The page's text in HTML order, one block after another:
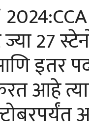
ज्या 27
इतर
आहे